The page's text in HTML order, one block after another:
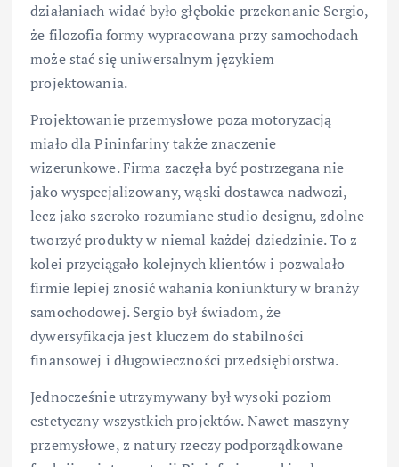
działaniach widać było głębokie przekonanie Sergio,
że filozofia formy wypracowana przy samochodach
może stać się uniwersalnym językiem
projektowania.
Projektowanie przemysłowe poza motoryzacją
miało dla Pininfariny także znaczenie
wizerunkowe. Firma zaczęła być postrzegana nie
jako wyspecjalizowany, wąski dostawca nadwozi,
lecz jako szeroko rozumiane studio designu, zdolne
tworzyć produkty w niemal każdej dziedzinie. To z
kolei przyciągało kolejnych klientów i pozwalało
firmie lepiej znosić wahania koniunktury w branży
samochodowej. Sergio był świadom, że
dywersyfikacja jest kluczem do stabilności
finansowej i długowieczności przedsiębiorstwa.
Jednocześnie utrzymywany był wysoki poziom
estetyczny wszystkich projektów. Nawet maszyny
przemysłowe, z natury rzeczy podporządkowane